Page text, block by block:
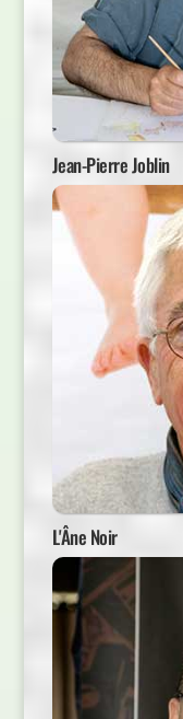
Jean-Pierre Joblin
L'Âne Noir